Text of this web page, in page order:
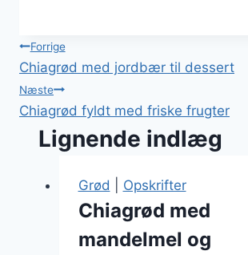
Indlægsnavigation
Forrige
Chiagrød med jordbær til dessert
Næste
Chiagrød fyldt med friske frugter
Lignende indlæg
Grød Opskrifter
Chiagrød med
mandelmel og